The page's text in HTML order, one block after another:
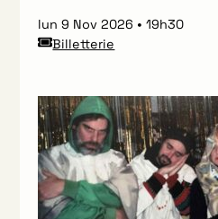
lun 9 Nov 2026
19h30
Billetterie